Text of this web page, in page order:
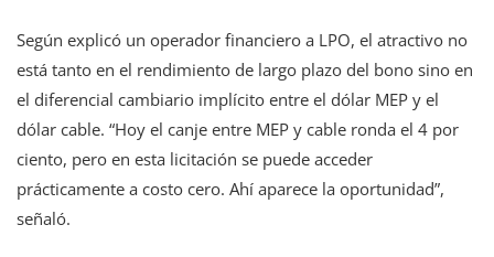
Según explicó un operador financiero a LPO, el atractivo no
está tanto en el rendimiento de largo plazo del bono sino en
el diferencial cambiario implícito entre el dólar MEP y el
dólar cable. “Hoy el canje entre MEP y cable ronda el 4 por
ciento, pero en esta licitación se puede acceder
prácticamente a costo cero. Ahí aparece la oportunidad”,
señaló.